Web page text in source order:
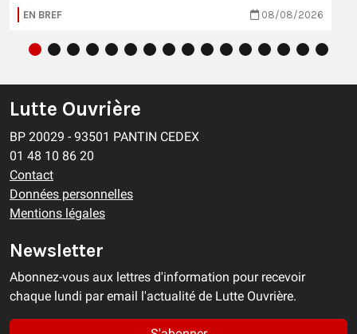
EN BREF 08/08/2026
Lutte Ouvrière
BP 20029 - 93501 PANTIN CEDEX
01 48 10 86 20
Contact
Données personnelles
Mentions légales
Newsletter
Abonnez-vous aux lettres d'information pour recevoir
chaque lundi par email l'actualité de Lutte Ouvrière.